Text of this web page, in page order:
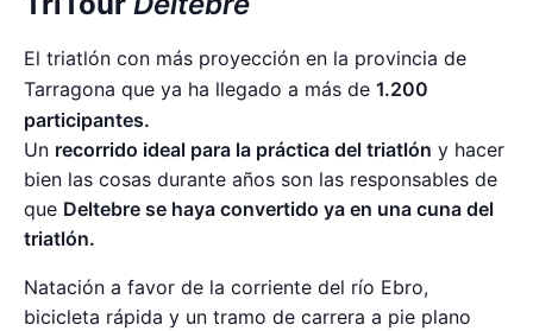
El triatlón con más proyección en la provincia de
Tarragona que ya ha llegado a más de 1.200
participantes.
Un recorrido ideal para la práctica del triatlón y hacer
bien las cosas durante años son las responsables de
que Deltebre se haya convertido ya en una cuna del
triatlón.
Natación a favor de la corriente del río Ebro,
bicicleta rápida y un tramo de carrera a pie plano